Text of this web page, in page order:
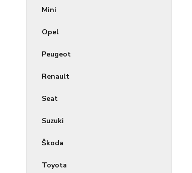
Mini
Opel
Peugeot
Renault
Seat
Suzuki
Škoda
Toyota